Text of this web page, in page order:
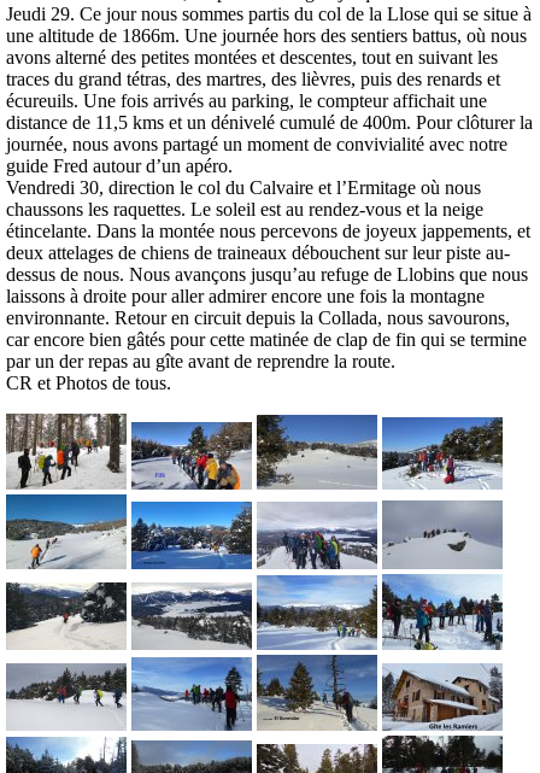
Jeudi 29. Ce jour nous sommes partis du col de la Llose qui se situe à
une altitude de 1866m. Une journée hors des sentiers battus, où nous
avons alterné des petites montées et descentes, tout en suivant les
traces du grand tétras, des martres, des lièvres, puis des renards et
écureuils. Une fois arrivés au parking, le compteur affichait une
distance de 11,5 kms et un dénivelé cumulé de 400m. Pour clôturer la
journée, nous avons partagé un moment de convivialité avec notre
guide Fred autour d’un apéro.
Vendredi 30, direction le col du Calvaire et l’Ermitage où nous
chaussons les raquettes. Le soleil est au rendez-vous et la neige
étincelante. Dans la montée nous percevons de joyeux jappements, et
deux attelages de chiens de traineaux débouchent sur leur piste au-
dessus de nous. Nous avançons jusqu’au refuge de Llobins que nous
laissons à droite pour aller admirer encore une fois la montagne
environnante. Retour en circuit depuis la Collada, nous savourons,
car encore bien gâtés pour cette matinée de clap de fin qui se termine
par un der repas au gîte avant de reprendre la route.
CR et Photos de tous.